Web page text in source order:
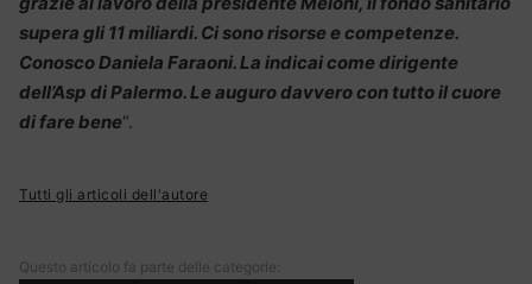
supera gli 11 miliardi. Ci sono risorse e competenze.
Conosco Daniela Faraoni. La indicai come dirigente
dell’Asp di Palermo. Le auguro davvero con tutto il cuore
di fare bene“.
Tutti gli articoli dell'autore
Questo articolo fa parte delle categorie: